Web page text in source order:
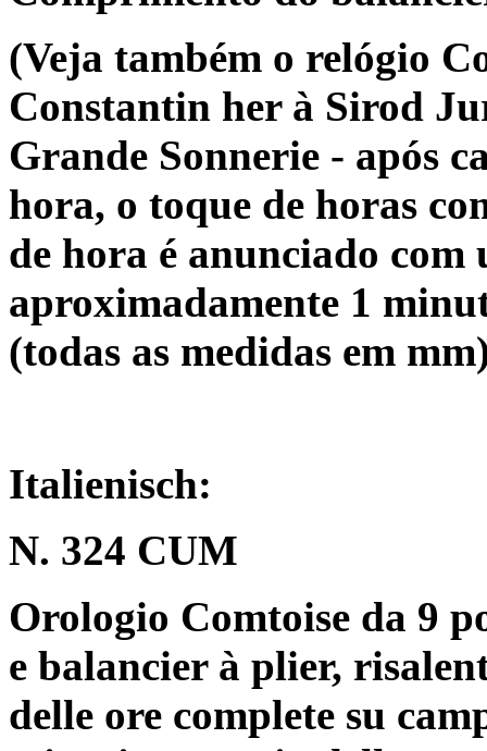
(Veja também o relógio
Constantin her à Sirod
Grande Sonnerie - após
hora, o toque de horas
de hora é anunciado com
aproximadamente 1
(todas as medidas em
Italienisch:
N. 324 CUM
Orologio Comtoise da 9
e balancier à plier,
delle ore complete su